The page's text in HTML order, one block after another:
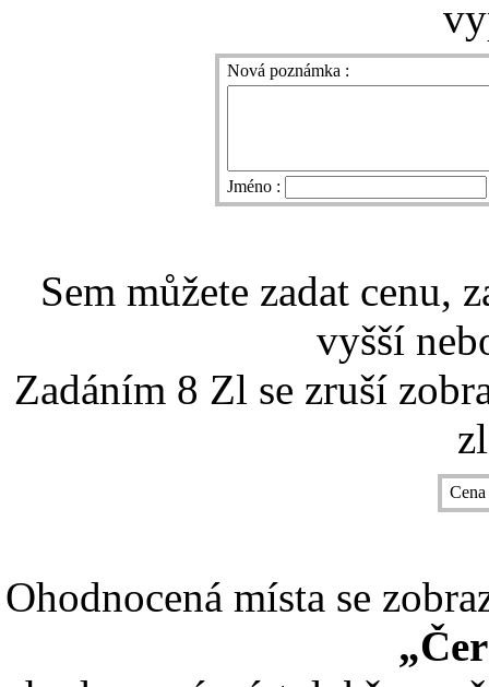
Nová poznámka :
Jméno :
Sem můžete zadat cenu,
vyšší
Zadáním 8 Zl se zruší
Ohodnocená místa se